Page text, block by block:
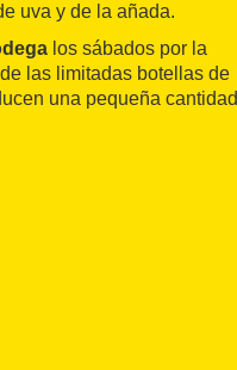
uva y de la añada.
los sábados por la
las limitadas botellas de
una pequeña cantidad